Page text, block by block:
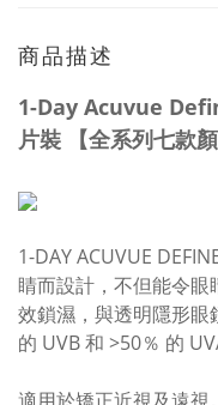
商品描述
1-Day Acuvue
片裝 【全系列七款顏
1-DAY ACUVUE
睛而設計，不但能令
效鎖濕，與透明隱形眼
的 UVB 和 >50％ 的